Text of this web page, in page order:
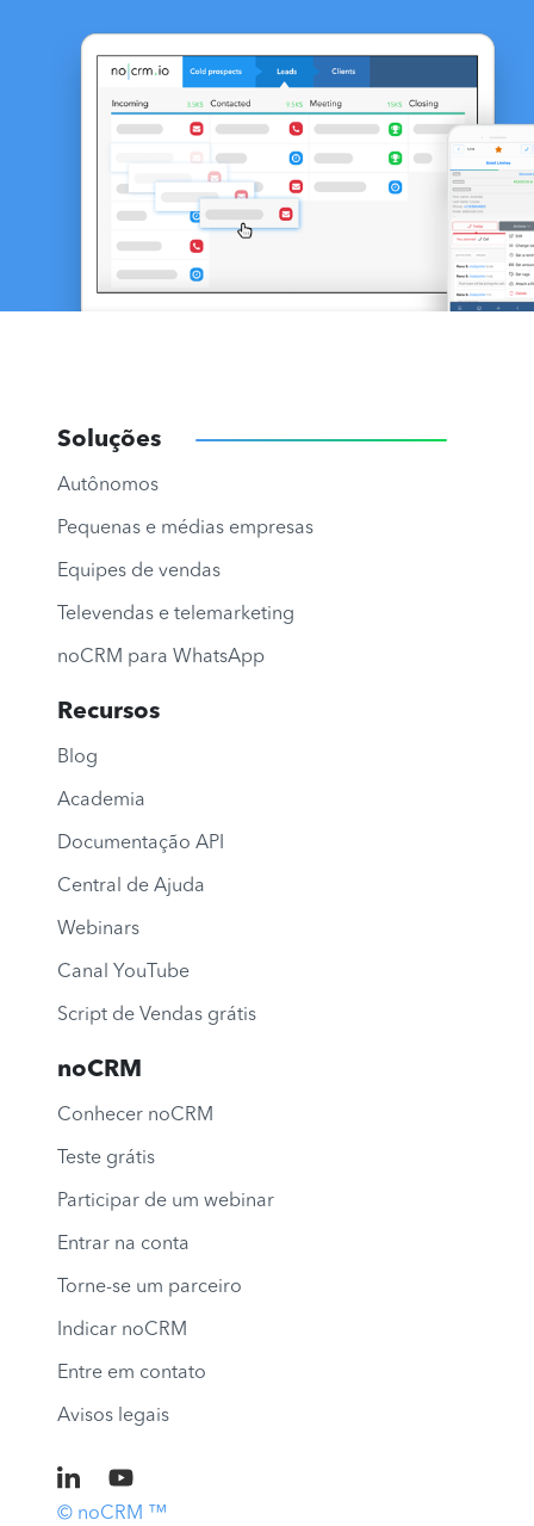
Soluções
Autônomos
Pequenas e médias empresas
Equipes de vendas
Televendas e telemarketing
noCRM para WhatsApp
Recursos
Blog
Academia
Documentação API
Central de Ajuda
Webinars
Canal YouTube
Script de Vendas grátis
noCRM
Conhecer noCRM
Teste grátis
Participar de um webinar
Entrar na conta
Torne-se um parceiro
Indicar noCRM
Entre em contato
Avisos legais
© noCRM ™